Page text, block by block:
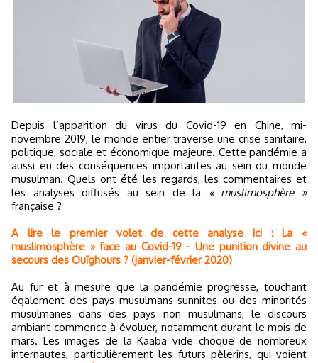
Depuis l’apparition du virus du Covid-19 en Chine, mi-
novembre 2019, le monde entier traverse une crise sanitaire,
politique, sociale et économique majeure. Cette pandémie a
aussi eu des conséquences importantes au sein du monde
musulman. Quels ont été les regards, les commentaires et
les analyses diffusés au sein de la
« muslimosphère »
française ?
A lire le premier volet de cette analyse ici : La «
muslimosphère » face au Covid-19 - Une punition divine au
secours des Ouïghours ? (janvier-février 2020)
Au fur et à mesure que la pandémie progresse, touchant
également des pays musulmans sunnites ou des minorités
musulmanes dans des pays non musulmans, le discours
ambiant commence à évoluer, notamment durant le mois de
mars. Les images de la Kaaba vide choque de nombreux
internautes, particulièrement les futurs pèlerins, qui voient